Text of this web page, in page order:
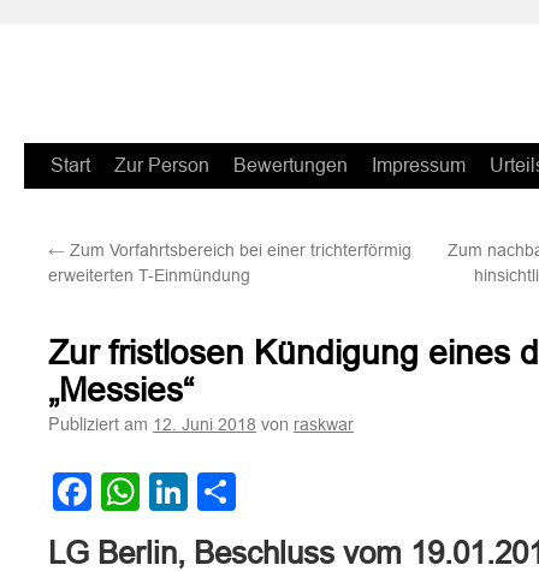
Zum
springen
Start Zur Person Bewertungen Impressum
← Zum Vorfahrtsbereich bei einer trichterförmig
erweiterten T-Einmündung
Zum
Zur fristlosen Kündigung eines
„Messies“
Publiziert am 12. Juni 2018 von raskwar
Facebook
WhatsApp
LinkedIn
LG Berlin, Beschluss vom